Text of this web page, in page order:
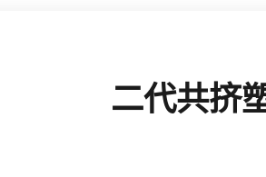
二代共挤